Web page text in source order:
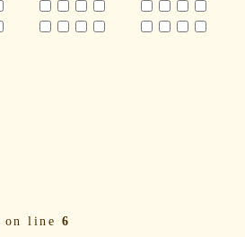
on line 6